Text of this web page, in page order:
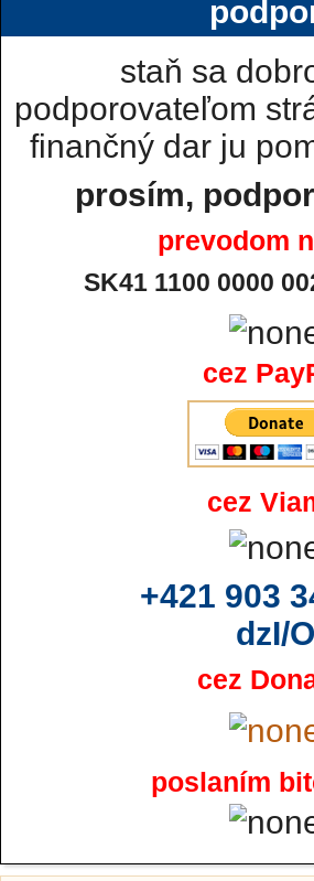
staň sa
podporovateľom
finančný dar ju
prosím,
prevodom
SK41 1100 0000
cez
cez
+421 903
dzI/O
cez
poslaním